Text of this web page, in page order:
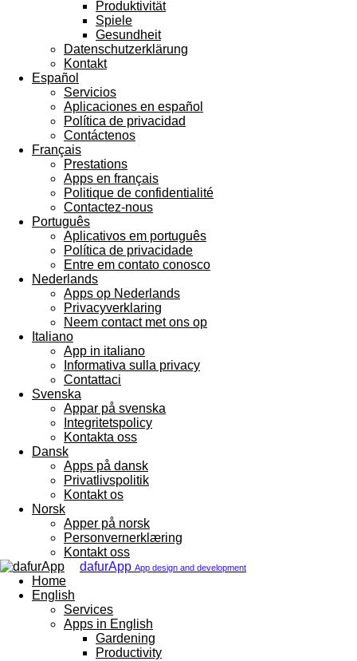
Produktivität
Spiele
Gesundheit
Datenschutzerklärung
Kontakt
Español
Servicios
Aplicaciones en español
Política de privacidad
Contáctenos
Français
Prestations
Apps en français
Politique de confidentialité
Contactez-nous
Português
Aplicativos em português
Política de privacidade
Entre em contato conosco
Nederlands
Apps op Nederlands
Privacyverklaring
Neem contact met ons op
Italiano
App in italiano
Informativa sulla privacy
Contattaci
Svenska
Appar på svenska
Integritetspolicy
Kontakta oss
Dansk
Apps på dansk
Privatlivspolitik
Kontakt os
Norsk
Apper på norsk
Personvernerklæring
Kontakt oss
dafurApp App design and development
Home
English
Services
Apps in English
Gardening
Productivity